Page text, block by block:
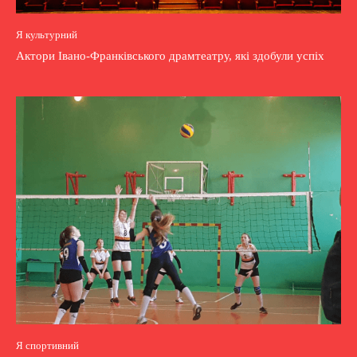
Я культурний
Актори Івано-Франківського драмтеатру, які здобули успіх
Я спортивний